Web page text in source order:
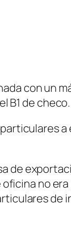
con un
B1 de checo.
de
no
de